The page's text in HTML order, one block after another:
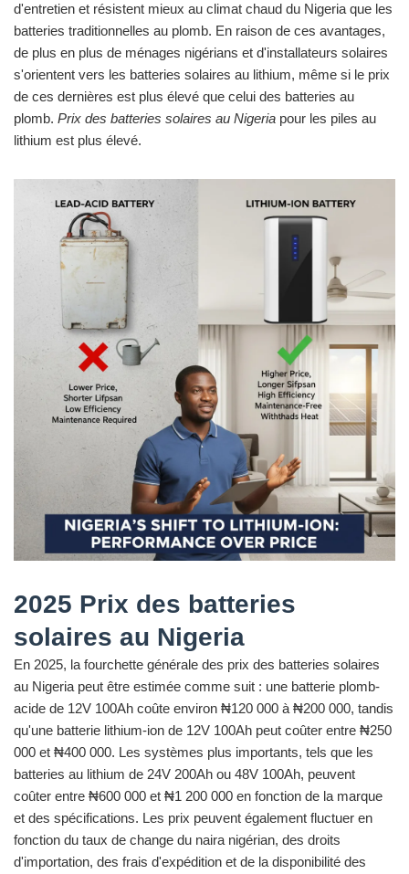
d'entretien et résistent mieux au climat chaud du Nigeria que les
batteries traditionnelles au plomb. En raison de ces avantages,
de plus en plus de ménages nigérians et d'installateurs solaires
s'orientent vers les batteries solaires au lithium, même si le prix
de ces dernières est plus élevé que celui des batteries au
plomb. Prix des batteries solaires au Nigeria pour les piles au
lithium est plus élevé.
2025 Prix des batteries
solaires au Nigeria
En 2025, la fourchette générale des prix des batteries solaires
au Nigeria peut être estimée comme suit : une batterie plomb-
acide de 12V 100Ah coûte environ ₦120 000 à ₦200 000, tandis
qu'une batterie lithium-ion de 12V 100Ah peut coûter entre ₦250
000 et ₦400 000. Les systèmes plus importants, tels que les
batteries au lithium de 24V 200Ah ou 48V 100Ah, peuvent
coûter entre ₦600 000 et ₦1 200 000 en fonction de la marque
et des spécifications. Les prix peuvent également fluctuer en
fonction du taux de change du naira nigérian, des droits
d'importation, des frais d'expédition et de la disponibilité des